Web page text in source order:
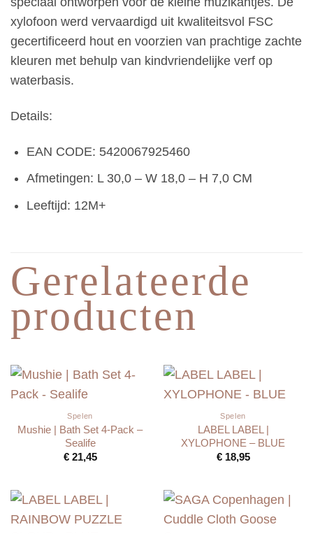
xylofoon werd vervaardigd uit kwaliteitsvol FSC
gecertificeerd hout en voorzien van prachtige zachte
kleuren met behulp van kindvriendelijke verf op
waterbasis.
Details:
EAN CODE: 5420067925460
Afmetingen: L 30,0 – W 18,0 – H 7,0 CM
Leeftijd: 12M+
Gerelateerde
producten
Spelen
Mushie | Bath Set 4-Pack –
Sealife
€21,45
Spelen
LABEL LABEL |
XYLOPHONE – BLUE
€18,95